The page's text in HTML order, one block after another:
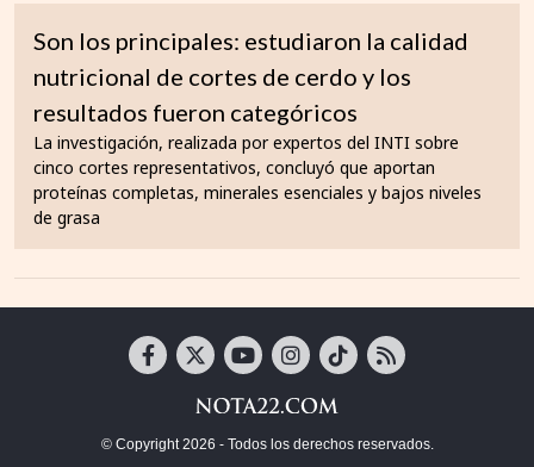
Son los principales: estudiaron la calidad
nutricional de cortes de cerdo y los
resultados fueron categóricos
La investigación, realizada por expertos del INTI sobre
cinco cortes representativos, concluyó que aportan
proteínas completas, minerales esenciales y bajos niveles
de grasa
© Copyright 2026 - Todos los derechos reservados.